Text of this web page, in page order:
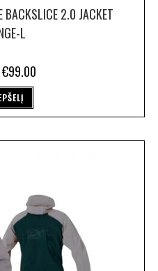
BACKSLICE 2.0 JACKET
L
€99.00